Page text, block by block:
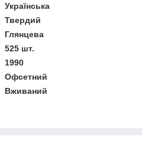
Українська
Твердий
Глянцева
525 шт.
1990
Офсетний
Вживаний